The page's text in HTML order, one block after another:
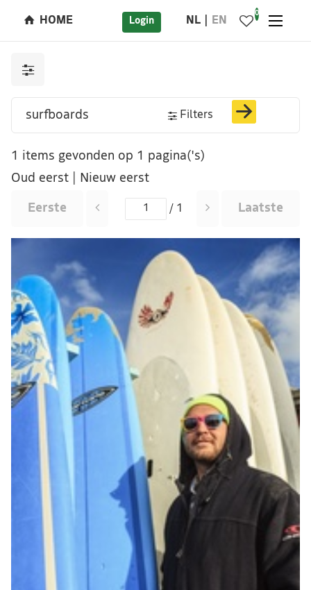
HOME Login NL EN
0
Filters
1 items gevonden op 1 pagina('s)
Oud eerst
Nieuw eerst
Eerste / 1 Laatste